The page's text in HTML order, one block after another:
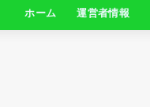
ホーム 運営者情報